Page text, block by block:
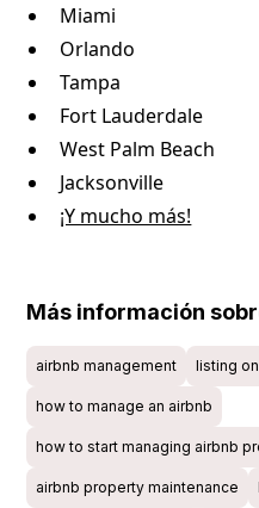
Miami
Orlando
Tampa
Fort Lauderdale
West Palm Beach
Jacksonville
¡Y mucho más!
Más información
airbnb management listing
how to manage an airbnb
how to start managing airbnb
airbnb property maintenance